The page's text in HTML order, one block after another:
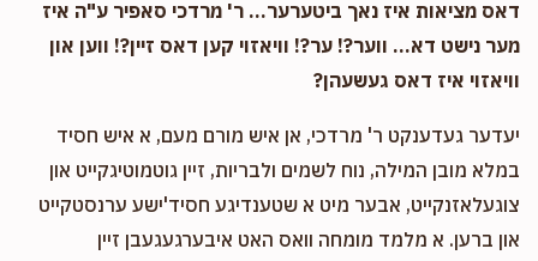
דאס מציאות איז נאך ביטערער... ר' מרדכי סאפיר ע"ה איז
מער נישט דא... ווער?! ער?! וויאזוי קען דאס זיין?! ווען און
וויאזוי איז דאס געשעהן?
יעדער געדענקט ר' מרדכי, אן איש מורם מעם, א איש חסיד
במלא מובן המילה, נוח לשמים ולבריות, זיין גוטמוטיגקייט און
צוגעלאזנקייט, אבער מיט א שטענדיגע חסיד'ישע ערנסטקייט
און ברען. א מלמד מומחה וואס האט איבערגעגעבן זיין